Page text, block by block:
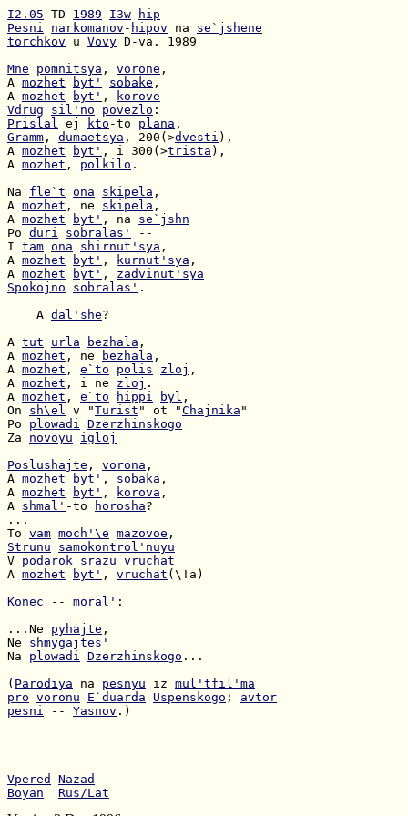
I2.05 TD 1989 I3w
hip
Pesni
narkomanov - hipov na se`jshene
torchkov u Vovy D-va. 1989
Mne
pomnitsya , vorone
A mozhet byt' sobake
A mozhet byt' ,
korove
Vdrug
sil'no povezlo
Prislal ej kto -to plana
Gramm , dumaetsya , 200(>dvesti
A mozhet byt' , i 300(>trista
A mozhet , polkilo .
Na fle`t ona skipela
A mozhet , ne skipela
A mozhet byt' , na se`jshn
Po duri sobralas'
I tam ona shirnut'sya
A mozhet byt' , kurnut'sya
A mozhet byt' , zadvinut'sya
Spokojno
sobralas' .
    A
dal'she?
A tut urla bezhala
A mozhet , ne bezhala
A mozhet , e`to polis zloj
A mozhet , i ne zloj
A mozhet , e`to hippi byl
On sh\el v "Turist " ot "Chajnika
Po plowadi Dzerzhinskogo
Za novoyu
igloj
Poslushajte , vorona
A mozhet byt' , sobaka
A mozhet byt' , korova
A shmal' -to horosha
To vam moch'\e mazovoe
Strunu
samokontrol'nuyu
V podarok srazu vruchat
A mozhet byt' , vruchat (\!a)
Konec -- moral' :
...Ne pyhajte
Ne shmygajtes'
Na plowadi Dzerzhinskogo ...
( Parodiya na pesnyu iz mul'tfil'ma
pro voronu E`duarda Uspenskogo ; avtor
pesni -- Yasnov .)
Vpered
Nazad
Boyan
Rus/Lat